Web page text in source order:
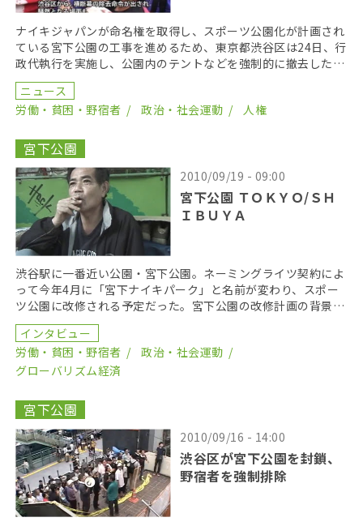
ナイキジャパンが命名権を取得し、スポーツ公園化が計画され
ている宮下公園の工事を進めるため、東京都渋谷区は24日、行
政代執行を実施し、公園内のテントなどを強制的に撤去した。
区が公園を生活の場としていた人やナイキによるスポー […]
ニュース
労働・貧困・野宿者
政治・社会運動 人権
宮下公園
2010/09/19 - 09:00
宮下公園 ＴＯＫＹＯ/ＳＨ
ＩＢＵＹＡ
渋谷駅に一番近い公園・宮下公園。ネーミングライツ契約によ
って今年4月に「宮下ナイキパーク」と名前が変わり、スポー
ツ公園に改修される予定だった。宮下公園の改修計画の背景に
どのような事情があったのか―。宮下公園ナイキ化計画の […]
インタビュー
労働・貧困・野宿者
政治・社会運動
グローバリズム経済
宮下公園
2010/09/16 - 14:00
渋谷区が宮下公園を封鎖、
野宿者を強制排除